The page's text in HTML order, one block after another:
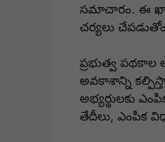
సమాచారం. ఈ
చర్యలు
ప్రభుత్వ
అవకాశాన్ని
అభ్యర్థులకు
తేదీలు, ఎంపిక